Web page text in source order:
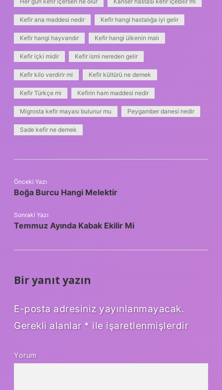
Kefir ana maddesi nedir Kefir hangi hastalığa iyi gelir
Kefir hangi hayvandır Kefir hangi ülkenin malı
Kefir içki midir Kefir ismi nereden gelir
Kefir kilo verdirir mi Kefir kültürü ne demek
Kefir Türkçe mi Kefirin ham maddesi nedir
Migrosta kefir mayası bulunur mu Peygamber danesi nedir
Sade kefir ne demek
Önceki Yazı
Boğa Burcu Hangi Melektir
Sonraki Yazı
Temmuz Ayında Kabak Ekilir Mi
Bir yanıt yazın
E-posta adresiniz yayınlanmayacak.
Gerekli alanlar * ile işaretlenmişlerdir
Yorum